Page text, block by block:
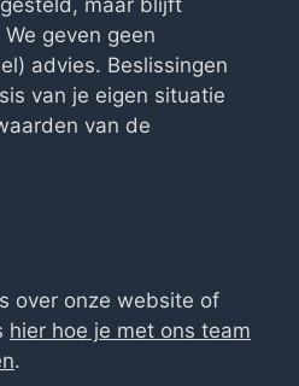
geven geen
advies. Beslissingen
van je eigen situatie
van de
over onze website of
hier hoe je met ons team
.